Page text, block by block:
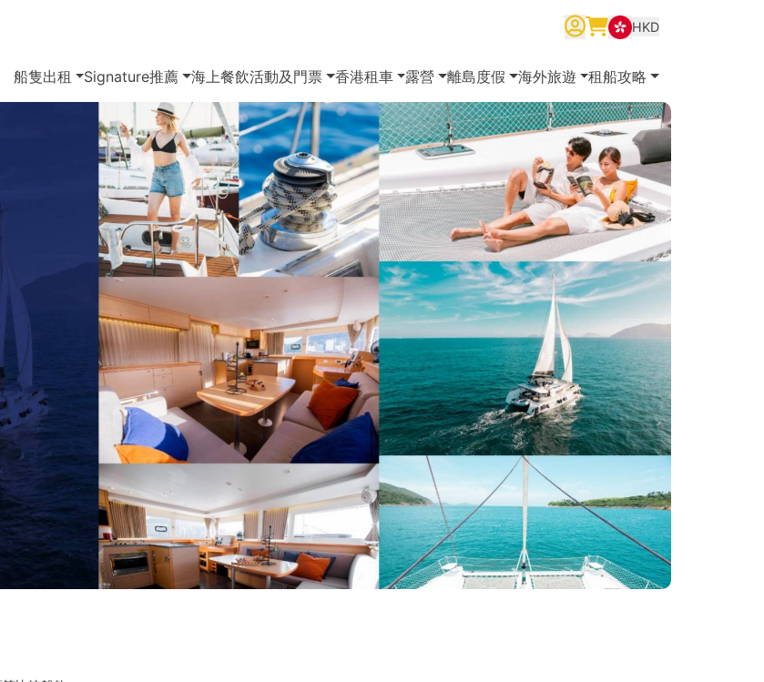
HKD
船隻出租 Signature推薦 海上餐飲活動及門票 香港租車 露營 離島度假 海外旅遊 租船攻略